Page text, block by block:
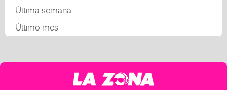
Última semana
Último mes